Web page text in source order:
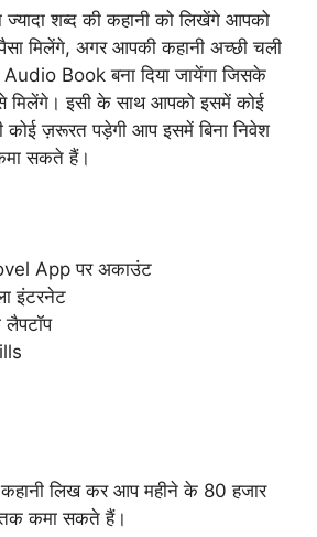
शब्द की कहानी को लिखेंगे आपको
मिलेंगे, अगर आपकी कहानी अच्छी चली
Book बना दिया जायेंगा जिसके
मिलेंगे। इसी के साथ आपको इसमें कोई
कोई ज़रूरत पड़ेगी आप इसमें बिना निवेश
सकते हैं।
App पर अकाउंट
इंटरनेट
लैपटॉप
लिख कर आप महीने के 80 हजार
कमा सकते हैं।